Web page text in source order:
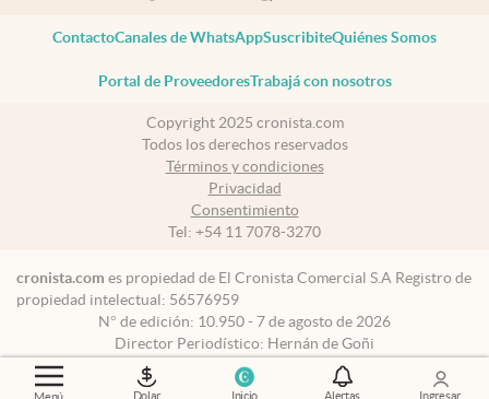
Menú Dolar Inicio Alertas Ingresar
ContactoCanales de WhatsAppSuscribiteQuiénes Somos
Portal de ProveedoresTrabajá con nosotros
Copyright 2025 cronista.com
Todos los derechos reservados
Términos y condiciones
Privacidad
Consentimiento
Tel: +54 11 7078-3270
cronista.com es propiedad de El Cronista Comercial S.A Registro de
propiedad intelectual: 56576959
N° de edición: 10.950 - 7 de agosto de 2026
Director Periodístico: Hernán de Goñi